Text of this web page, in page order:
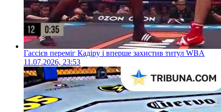
Гассієв переміг Кадіру і вперше захистив титул WBA
11.07.2026, 23:53